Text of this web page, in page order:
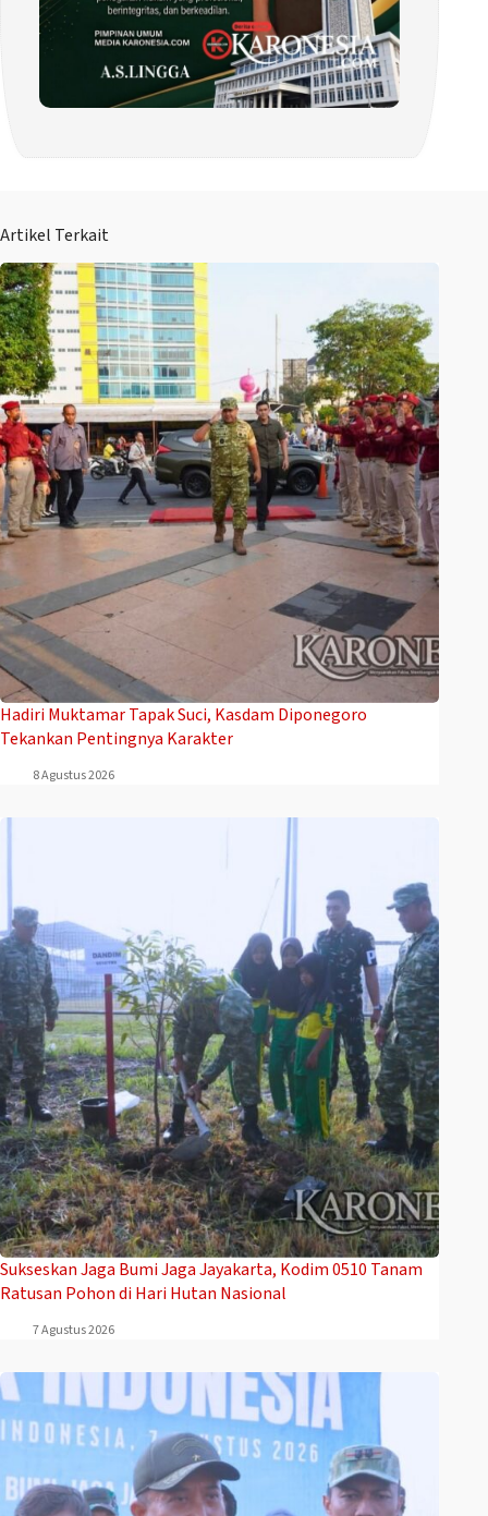
Artikel Terkait
Hadiri Muktamar Tapak Suci, Kasdam Diponegoro
Tekankan Pentingnya Karakter
8 Agustus 2026
Sukseskan Jaga Bumi Jaga Jayakarta, Kodim 0510 Tanam
Ratusan Pohon di Hari Hutan Nasional
7 Agustus 2026